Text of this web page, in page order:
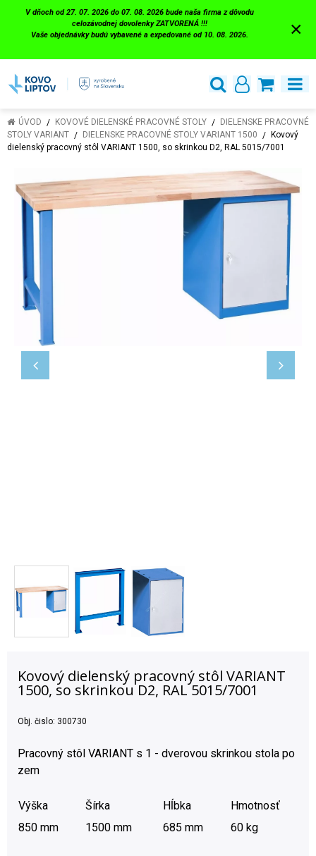
V dňoch od 27. 07. 2026 do 07. 08. 2026 bude naša firma z dôvodu
celozávodnej dovolenky ZATVORENÁ !!!
Vaše objednávky budú vybavené a expedované od 10. 08. 2026.
×
ÚVOD KOVOVÉ DIELENSKÉ PRACOVNÉ STOLY
DIELENSKE PRACOVNÉ
STOLY VARIANT
DIELENSKE PRACOVNÉ STOLY VARIANT 1500
Kovový
dielenský pracovný stôl VARIANT 1500, so skrinkou D2, RAL 5015/7001
Kovový dielenský pracovný stôl VARIANT
1500, so skrinkou D2, RAL 5015/7001
Obj. čislo: 300730
Pracovný stôl VARIANT s 1 - dverovou skrinkou stola po
zem
Výška Šírka Hĺbka
Hmotnosť
850 mm
1500 mm 685 mm 60 kg